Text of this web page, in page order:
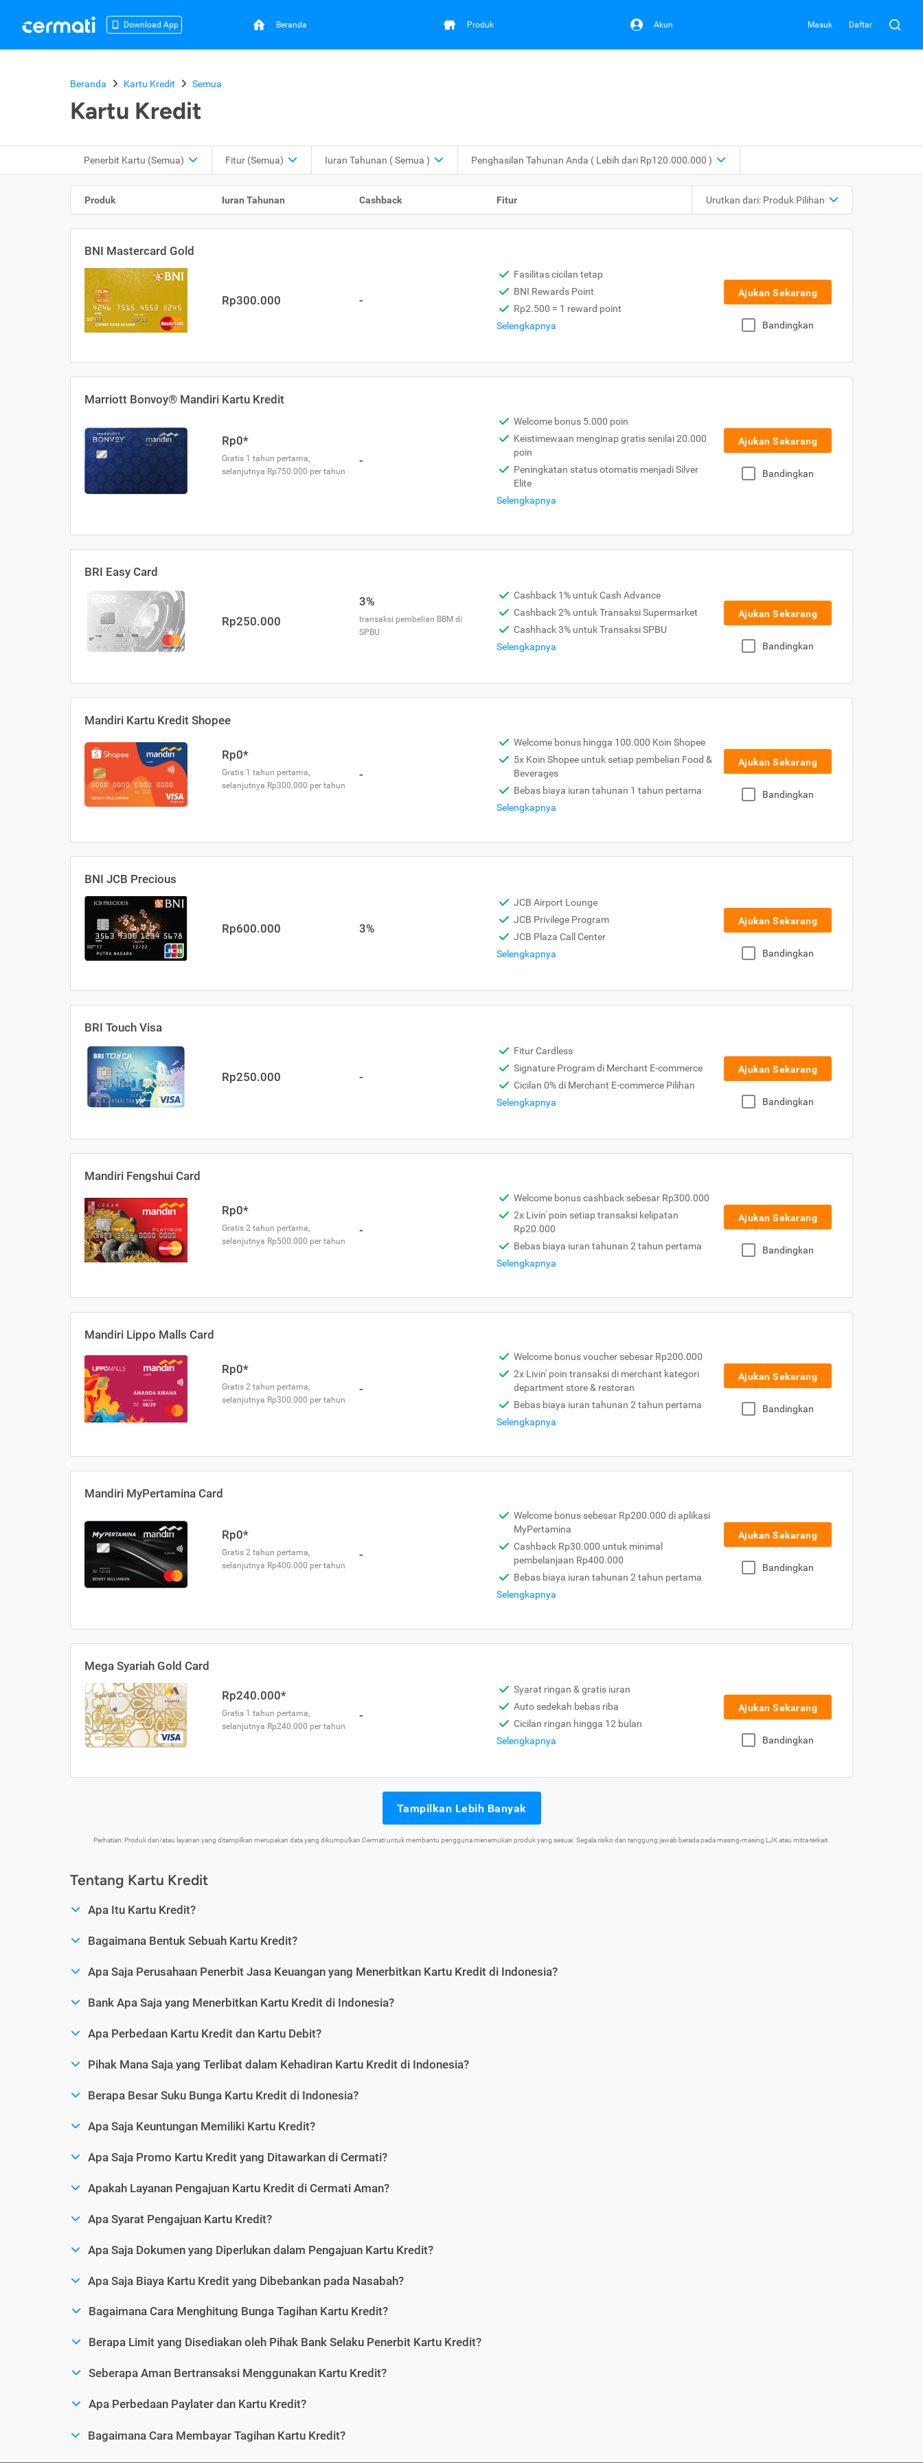
Download App Beranda Produk Akun Masuk Daftar
Beranda Kartu Kredit Semua
Kartu Kredit
Penerbit Kartu (Semua) Fitur (Semua) Iuran Tahunan ( Semua ) Penghasilan Tahunan Anda ( Lebih dari Rp120.000.000 )
Produk Iuran Tahunan Cashback Fitur Urutkan dari: Produk Pilihan
BNI Mastercard Gold
Rp300.000 -
Fasilitas cicilan tetap
BNI Rewards Point
Rp2.500 = 1 reward point
Selengkapnya
Ajukan Sekarang
Bandingkan
Marriott Bonvoy® Mandiri Kartu Kredit
Rp0*
Gratis 1 tahun pertama,
selanjutnya Rp750.000 per tahun
-
Welcome bonus 5.000 poin
Keistimewaan menginap gratis senilai 20.000
poin
Peningkatan status otomatis menjadi Silver
Elite
Selengkapnya
Ajukan Sekarang
Bandingkan
BRI Easy Card
Rp250.000
3%
transaksi pembelian BBM di
SPBU
Cashback 1% untuk Cash Advance
Cashback 2% untuk Transaksi Supermarket
Cashhack 3% untuk Transaksi SPBU
Selengkapnya
Ajukan Sekarang
Bandingkan
Mandiri Kartu Kredit Shopee
Rp0*
Gratis 1 tahun pertama,
selanjutnya Rp300.000 per tahun
-
Welcome bonus hingga 100.000 Koin Shopee
5x Koin Shopee untuk setiap pembelian Food &
Beverages
Bebas biaya iuran tahunan 1 tahun pertama
Selengkapnya
Ajukan Sekarang
Bandingkan
BNI JCB Precious
Rp600.000 3%
JCB Airport Lounge
JCB Privilege Program
JCB Plaza Call Center
Selengkapnya
Ajukan Sekarang
Bandingkan
BRI Touch Visa
Rp250.000 -
Fitur Cardless
Signature Program di Merchant E-commerce
Cicilan 0% di Merchant E-commerce Pilihan
Selengkapnya
Ajukan Sekarang
Bandingkan
Mandiri Fengshui Card
Rp0*
Gratis 2 tahun pertama,
selanjutnya Rp500.000 per tahun
-
Welcome bonus cashback sebesar Rp300.000
2x Livin' poin setiap transaksi kelipatan
Rp20.000
Bebas biaya iuran tahunan 2 tahun pertama
Selengkapnya
Ajukan Sekarang
Bandingkan
Mandiri Lippo Malls Card
Rp0*
Gratis 2 tahun pertama,
selanjutnya Rp300.000 per tahun
-
Welcome bonus voucher sebesar Rp200.000
2x Livin' poin transaksi di merchant kategori
department store & restoran
Bebas biaya iuran tahunan 2 tahun pertama
Selengkapnya
Ajukan Sekarang
Bandingkan
Mandiri MyPertamina Card
Rp0*
Gratis 2 tahun pertama,
selanjutnya Rp400.000 per tahun
-
Welcome bonus sebesar Rp200.000 di aplikasi
MyPertamina
Cashback Rp30.000 untuk minimal
pembelanjaan Rp400.000
Bebas biaya iuran tahunan 2 tahun pertama
Selengkapnya
Ajukan Sekarang
Bandingkan
Mega Syariah Gold Card
Rp240.000*
Gratis 1 tahun pertama,
selanjutnya Rp240.000 per tahun
-
Syarat ringan & gratis iuran
Auto sedekah bebas riba
Cicilan ringan hingga 12 bulan
Selengkapnya
Ajukan Sekarang
Bandingkan
Tampilkan Lebih Banyak
Perhatian: Produk dan/atau layanan yang ditampilkan merupakan data yang dikumpulkan Cermati untuk membantu pengguna menemukan produk yang sesuai. Segala risiko dan tanggung jawab berada pada masing-masing LJK atau mitra terkait.
Tentang Kartu Kredit
Apa Itu Kartu Kredit?
Bagaimana Bentuk Sebuah Kartu Kredit?
Apa Saja Perusahaan Penerbit Jasa Keuangan yang Menerbitkan Kartu Kredit di Indonesia?
Bank Apa Saja yang Menerbitkan Kartu Kredit di Indonesia?
Apa Perbedaan Kartu Kredit dan Kartu Debit?
Pihak Mana Saja yang Terlibat dalam Kehadiran Kartu Kredit di Indonesia?
Berapa Besar Suku Bunga Kartu Kredit di Indonesia?
Apa Saja Keuntungan Memiliki Kartu Kredit?
Apa Saja Promo Kartu Kredit yang Ditawarkan di Cermati?
Apakah Layanan Pengajuan Kartu Kredit di Cermati Aman?
Apa Syarat Pengajuan Kartu Kredit?
Apa Saja Dokumen yang Diperlukan dalam Pengajuan Kartu Kredit?
Apa Saja Biaya Kartu Kredit yang Dibebankan pada Nasabah?
Bagaimana Cara Menghitung Bunga Tagihan Kartu Kredit?
Berapa Limit yang Disediakan oleh Pihak Bank Selaku Penerbit Kartu Kredit?
Seberapa Aman Bertransaksi Menggunakan Kartu Kredit?
Apa Perbedaan Paylater dan Kartu Kredit?
Bagaimana Cara Membayar Tagihan Kartu Kredit?